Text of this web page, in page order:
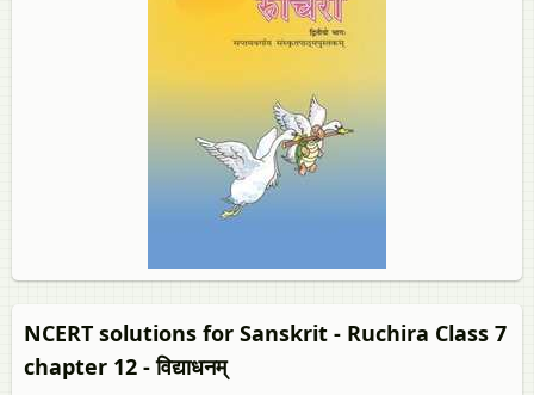
NCERT solutions for Sanskrit - Ruchira Class 7
chapter 12 - विद्याधनम्